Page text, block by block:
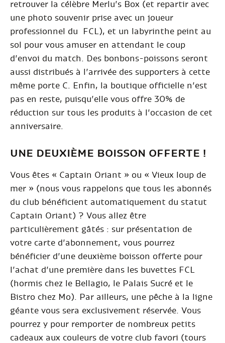
retrouver la célèbre Merlu’s Box (et repartir avec
une photo souvenir prise avec un joueur
professionnel du FCL), et un labyrinthe peint au
sol pour vous amuser en attendant le coup
d’envoi du match. Des bonbons-poissons seront
aussi distribués à l’arrivée des supporters à cette
même porte C. Enfin, la boutique officielle n’est
pas en reste, puisqu’elle vous offre 30% de
réduction sur tous les produits à l’occasion de cet
anniversaire.
UNE DEUXIÈME BOISSON OFFERTE !
Vous êtes « Captain Oriant » ou « Vieux loup de
mer » (nous vous rappelons que tous les abonnés
du club bénéficient automatiquement du statut
Captain Oriant) ? Vous allez être
particulièrement gâtés : sur présentation de
votre carte d’abonnement, vous pourrez
bénéficier d’une deuxième boisson offerte pour
l’achat d’une première dans les buvettes FCL
(hormis chez le Bellagio, le Palais Sucré et le
Bistro chez Mo). Par ailleurs, une pêche à la ligne
géante vous sera exclusivement réservée. Vous
pourrez y pour remporter de nombreux petits
cadeaux aux couleurs de votre club favori (tours